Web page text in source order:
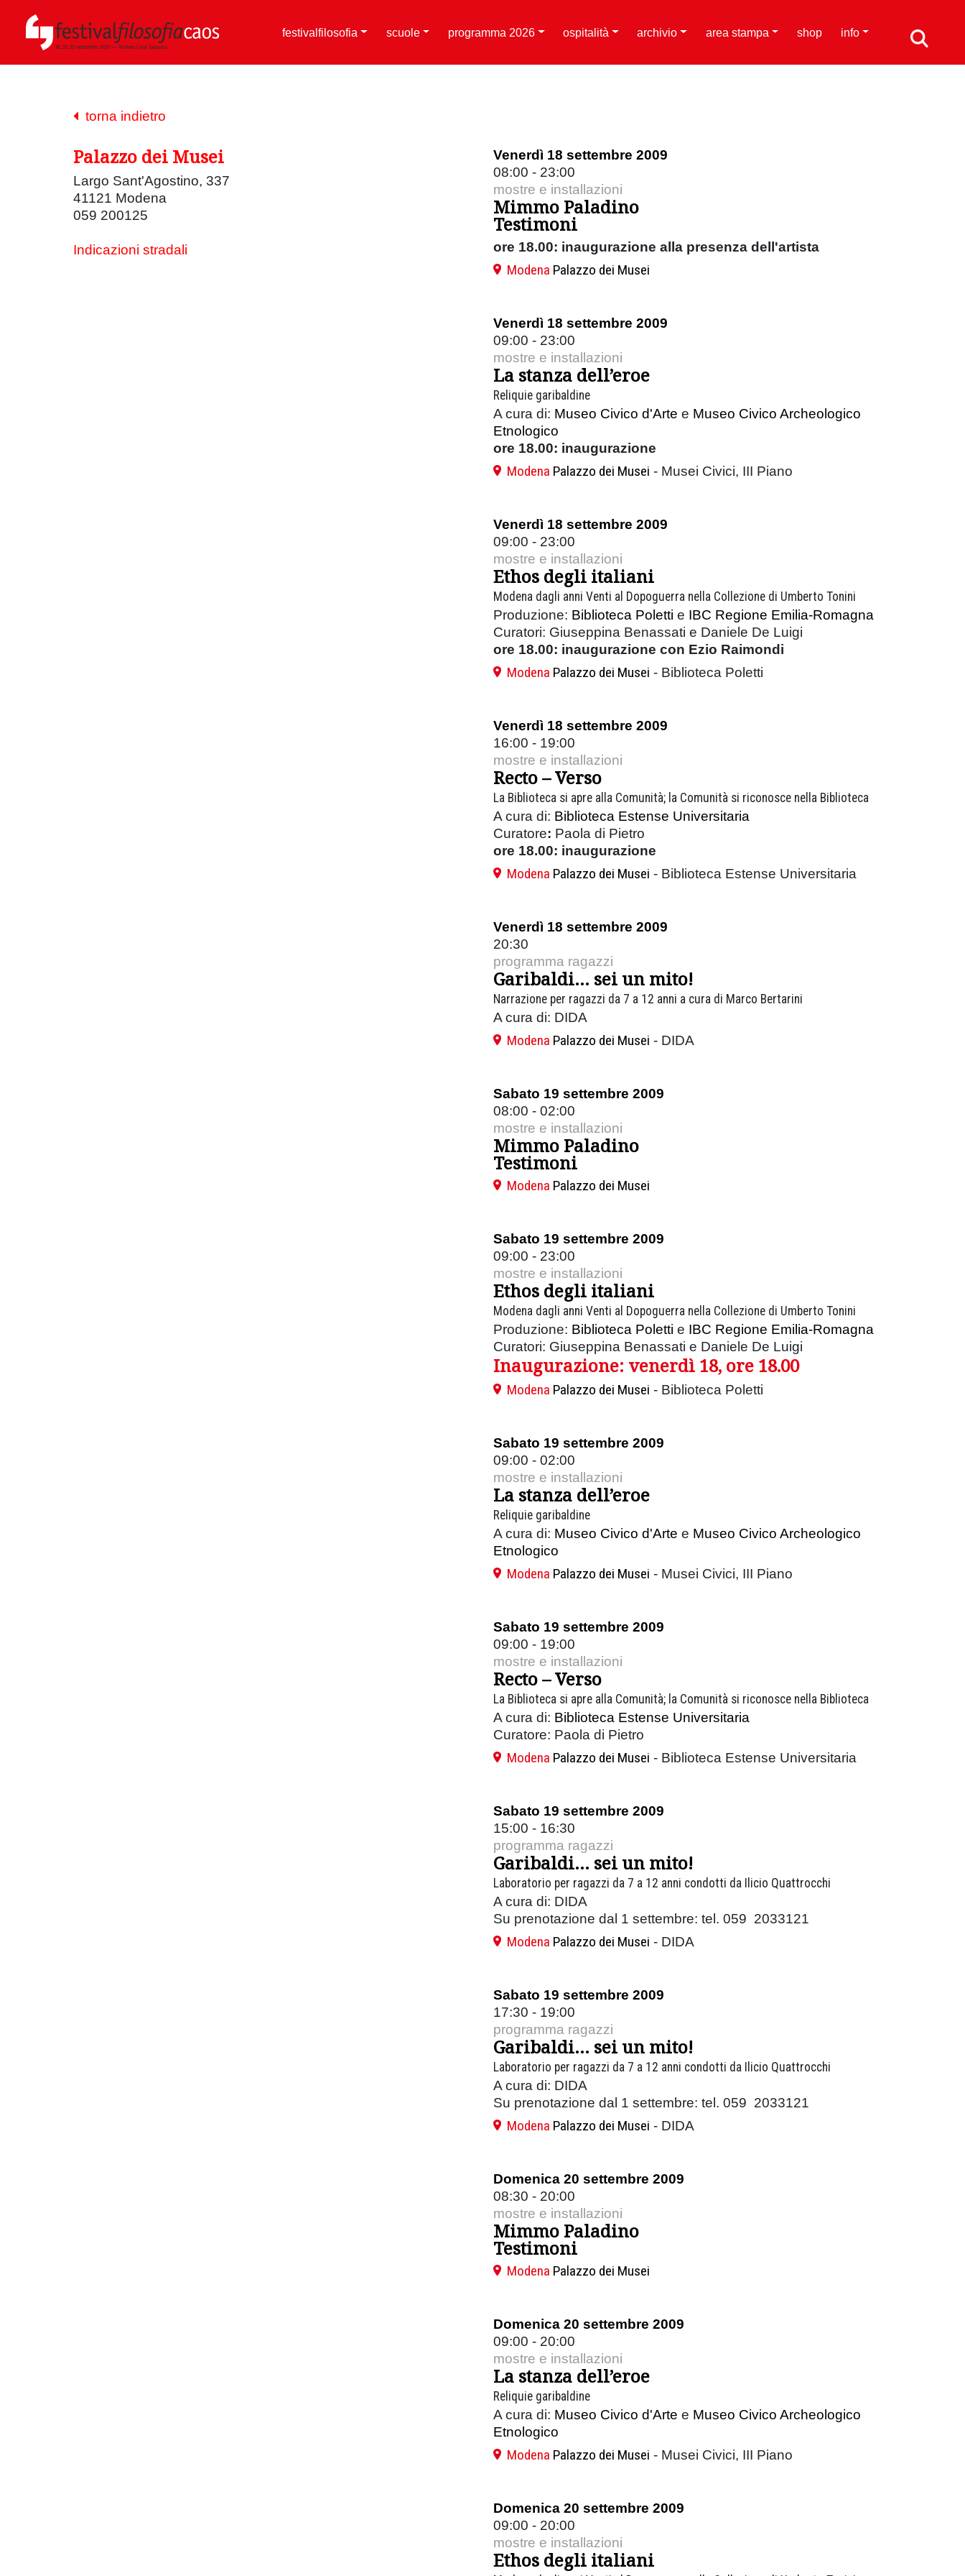
festivalfilosofia scuole programma 2026 ospitalità archivio area stampa shop info
torna indietro
Palazzo dei Musei
Largo Sant'Agostino, 337
41121 Modena
059 200125
Indicazioni stradali
Venerdì 18 settembre 2009
08:00 - 23:00
mostre e installazioni
Mimmo Paladino
Testimoni
ore 18.00: inaugurazione alla presenza dell'artista
Modena Palazzo dei Musei
Venerdì 18 settembre 2009
09:00 - 23:00
mostre e installazioni
La stanza dell’eroe
Reliquie garibaldine
A cura di: Museo Civico d'Arte e Museo Civico Archeologico
Etnologico
ore 18.00: inaugurazione
Modena Palazzo dei Musei - Musei Civici, III Piano
Venerdì 18 settembre 2009
09:00 - 23:00
mostre e installazioni
Ethos degli italiani
Modena dagli anni Venti al Dopoguerra nella Collezione di Umberto Tonini
Produzione: Biblioteca Poletti e IBC Regione Emilia-Romagna
Curatori: Giuseppina Benassati e Daniele De Luigi
ore 18.00: inaugurazione con Ezio Raimondi
Modena Palazzo dei Musei - Biblioteca Poletti
Venerdì 18 settembre 2009
16:00 - 19:00
mostre e installazioni
Recto – Verso
La Biblioteca si apre alla Comunità; la Comunità si riconosce nella Biblioteca
A cura di: Biblioteca Estense Universitaria
Curatore: Paola di Pietro
ore 18.00: inaugurazione
Modena Palazzo dei Musei - Biblioteca Estense Universitaria
Venerdì 18 settembre 2009
20:30
programma ragazzi
Garibaldi… sei un mito!
Narrazione per ragazzi da 7 a 12 anni a cura di Marco Bertarini
A cura di: DIDA
Modena Palazzo dei Musei - DIDA
Sabato 19 settembre 2009
08:00 - 02:00
mostre e installazioni
Mimmo Paladino
Testimoni
Modena Palazzo dei Musei
Sabato 19 settembre 2009
09:00 - 23:00
mostre e installazioni
Ethos degli italiani
Modena dagli anni Venti al Dopoguerra nella Collezione di Umberto Tonini
Produzione: Biblioteca Poletti e IBC Regione Emilia-Romagna
Curatori: Giuseppina Benassati e Daniele De Luigi
Inaugurazione: venerdì 18, ore 18.00
Modena Palazzo dei Musei - Biblioteca Poletti
Sabato 19 settembre 2009
09:00 - 02:00
mostre e installazioni
La stanza dell’eroe
Reliquie garibaldine
A cura di: Museo Civico d'Arte e Museo Civico Archeologico
Etnologico
Modena Palazzo dei Musei - Musei Civici, III Piano
Sabato 19 settembre 2009
09:00 - 19:00
mostre e installazioni
Recto – Verso
La Biblioteca si apre alla Comunità; la Comunità si riconosce nella Biblioteca
A cura di: Biblioteca Estense Universitaria
Curatore: Paola di Pietro
Modena Palazzo dei Musei - Biblioteca Estense Universitaria
Sabato 19 settembre 2009
15:00 - 16:30
programma ragazzi
Garibaldi… sei un mito!
Laboratorio per ragazzi da 7 a 12 anni condotti da Ilicio Quattrocchi
A cura di: DIDA
Su prenotazione dal 1 settembre: tel. 059 2033121
Modena Palazzo dei Musei - DIDA
Sabato 19 settembre 2009
17:30 - 19:00
programma ragazzi
Garibaldi… sei un mito!
Laboratorio per ragazzi da 7 a 12 anni condotti da Ilicio Quattrocchi
A cura di: DIDA
Su prenotazione dal 1 settembre: tel. 059 2033121
Modena Palazzo dei Musei - DIDA
Domenica 20 settembre 2009
08:30 - 20:00
mostre e installazioni
Mimmo Paladino
Testimoni
Modena Palazzo dei Musei
Domenica 20 settembre 2009
09:00 - 20:00
mostre e installazioni
La stanza dell’eroe
Reliquie garibaldine
A cura di: Museo Civico d'Arte e Museo Civico Archeologico
Etnologico
Modena Palazzo dei Musei - Musei Civici, III Piano
Domenica 20 settembre 2009
09:00 - 20:00
mostre e installazioni
Ethos degli italiani